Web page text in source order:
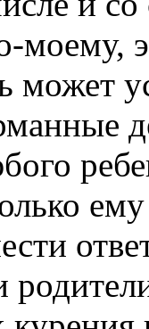
моему,
может